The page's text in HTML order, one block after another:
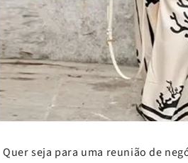
Quer seja para uma reunião de